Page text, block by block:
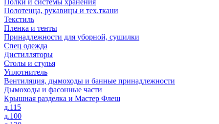
Полки и системы хранения
Полотенца, рукавицы и тех.ткани
Текстиль
Пленка и тенты
Принадлежности для уборной, сушилки
Спец одежда
Дистилляторы
Столы и стулья
Уплотнитель
Вентиляция, дымоходы и банные принадлежности
Дымоходы и фасонные части
Крышная разделка и Мастер Флеш
д.115
д.100